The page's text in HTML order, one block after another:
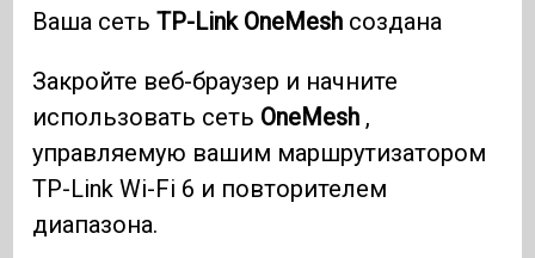
Ваша сетьTP-Link OneMesh создана
Закройте веб-браузер и начните
использовать сеть OneMesh ,
управляемую вашим маршрутизатором
TP-Link Wi-Fi 6 и повторителем
диапазона.